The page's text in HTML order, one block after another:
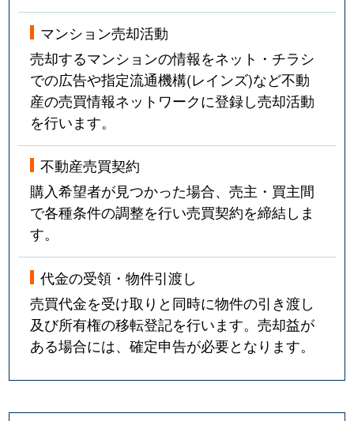
マンション売却活動
売却するマンションの情報をネット・チラシ
での広告や指定流通機構(レインズ)など不動
産の売買情報ネットワークに登録し売却活動
を行います。
不動産売買契約
購入希望者が見つかった場合、売主・買主間
で各種条件の調整を行い売買契約を締結しま
す。
代金の受領・物件引渡し
売買代金を受け取りと同時に物件の引き渡し
及び所有権の移転登記を行います。売却益が
ある場合には、確定申告が必要となります。